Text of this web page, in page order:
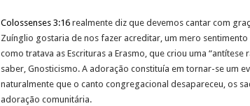
Colossenses 3:16realmente diz que devemos cantar com
Zuínglio gostaria de nos fazer acreditar, um mero
como tratava as Escrituras a Erasmo, que criou uma
saber, Gnosticismo. A adoração constituía em tornar-se um
naturalmente que o canto congregacional desapareceu, os
adoração comunitária.